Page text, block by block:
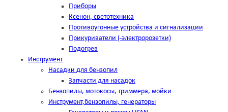
Приборы
Ксенон, светотехника
Противоугонные устройства и сигнализации
Прикуриватели (-электророзетки)
Подогрев
Инструмент
Насадки для бензопил
Запчасти для насадок
Бензопилы, мотокосы, триммера, мойки
Инструмент,бензопилы, генераторы